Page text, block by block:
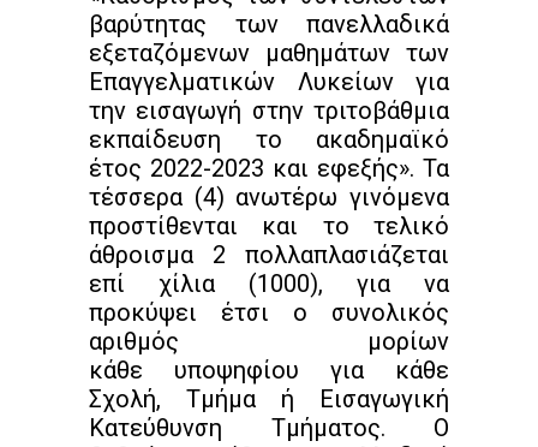
βαρύτητας των πανελλαδικά
εξεταζόμενων μαθημάτων των
Επαγγελματικών Λυκείων για
την εισαγωγή στην τριτοβάθμια
εκπαίδευση το ακαδημαϊκό
έτος 2022-2023 και εφεξής». Τα
τέσσερα (4) ανωτέρω γινόμενα
προστίθενται και το τελικό
άθροισμα 2 πολλαπλασιάζεται
επί χίλια (1000), για να
προκύψει έτσι ο συνολικός
αριθμός μορίων
κάθε υποψηφίου για κάθε
Σχολή, Τμήμα ή Εισαγωγική
Κατεύθυνση Τμήματος. Ο